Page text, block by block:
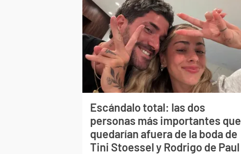
Escándalo total: las dos
personas más importantes que
quedarían afuera de la boda de
Tini Stoessel y Rodrigo de Paul